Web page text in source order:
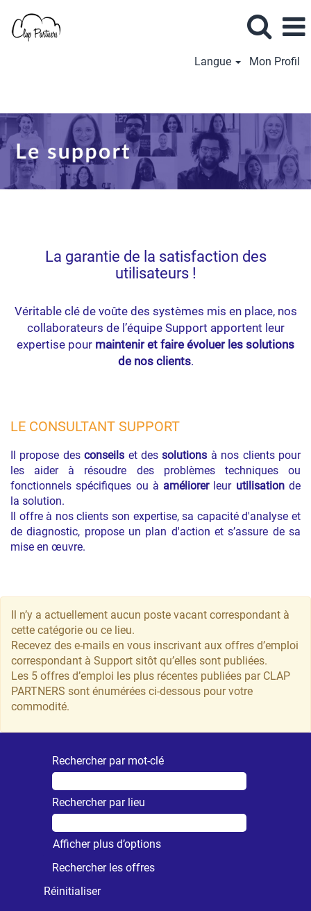
Langue Mon Profil
La garantie de la satisfaction des
utilisateurs !
Véritable clé de voûte des systèmes mis en place, nos
collaborateurs de l’équipe Support apportent leur
expertise pour maintenir et faire évoluer les solutions
de nos clients.
LE CONSULTANT SUPPORT
Il propose desconseils et dessolutions à nos clients pour
les aider à résoudre des problèmes techniques ou
fonctionnels spécifiques ou à améliorer leur utilisationde
la solution.
Il offre à nos clients son expertise, sa capacité d'analyse et
de diagnostic, propose un plan d'action et s’assure de sa
mise en œuvre.
Il n’y a actuellement aucun poste vacant correspondant à
cette catégorie ou ce lieu.
Recevez des e-mails en vous inscrivant aux offres d’emploi
correspondant à Support sitôt qu’elles sont publiées.
Les 5 offres d’emploi les plus récentes publiées par CLAP
PARTNERS sont énumérées ci-dessous pour votre
commodité.
Rechercher par mot-clé
Rechercher par lieu
Afficher plus d’options
Réinitialiser